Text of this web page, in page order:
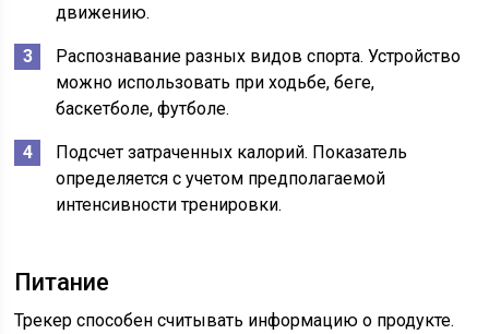
движению.
Распознавание разных видов спорта. Устройство
можно использовать при ходьбе, беге,
баскетболе, футболе.
Подсчет затраченных калорий. Показатель
определяется с учетом предполагаемой
интенсивности тренировки.
Питание
Трекер способен считывать информацию о продукте.